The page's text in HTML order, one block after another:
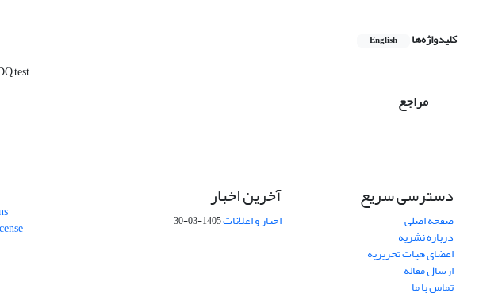
کلیدواژه‌ها English
test
مراجع
دسترسی سریع
صفحه اصلی
درباره نشریه
اعضای هیات تحریریه
ارسال مقاله
تماس با ما
آخرین اخبار
اخبار و اعلانات1405-03-30